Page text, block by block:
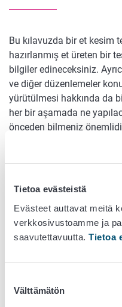
Tietoa evästeistä
Evästeet auttavat meitä
verkkosivustoamme ja
saavutettavuutta. Tietoa
valinta
Välttämätön
Bu kılavuzda bir et kesim
hazırlanmış et üreten bir
bilgiler edineceksiniz.
ve diğer düzenlemeler
yürütülmesi hakkında da
her bir aşamada ne
önceden bilmeniz
yolunda gider ve hem
Bu kılavuz altı bölüme
ihtiyaç duyulan
: 2.